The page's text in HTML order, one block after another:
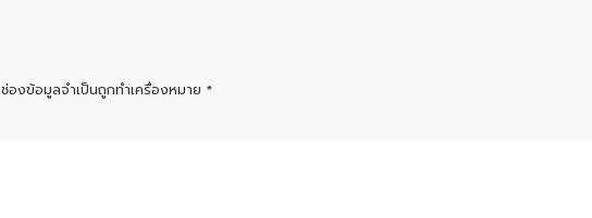
ช่องข้อมูลจำเป็นถูกทำเครื่องหมาย *